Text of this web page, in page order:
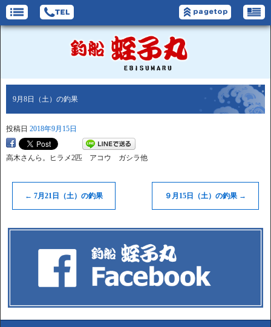
9月8日（土）の釣果
投稿日 2018年9月15日
高木さんら。ヒラメ2匹 アコウ ガシラ他
← 7月21日（土）の釣果 ９月15日（土）の釣果 →